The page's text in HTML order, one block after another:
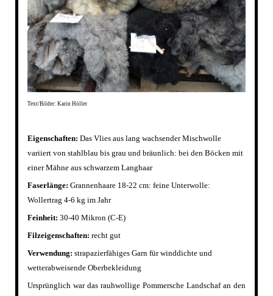
Text/Bilder: Karin Höller
Eigenschaften: Das Vlies aus lang wachsender Mischwolle
variiert von stahlblau bis grau und bräunlich: bei den Böcken mit
einer Mähne aus schwarzem Langhaar
Faserlänge: Grannenhaare 18-22 cm: feine Unterwolle:
Wollertrag 4-6 kg im Jahr
Feinheit: 30-40 Mikron (C-E)
Filzeigenschaften: recht gut
Verwendung: strapazierfähiges Garn für winddichte und
wetterabweisende Oberbekleidung
Ursprünglich war das rauhwollige Pommersche Landschaf an den